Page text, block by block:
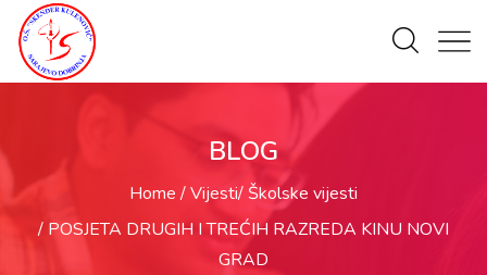
BLOG
Home Vijesti Školske vijesti
POSJETA DRUGIH I TREĆIH RAZREDA KINU NOVI
GRAD